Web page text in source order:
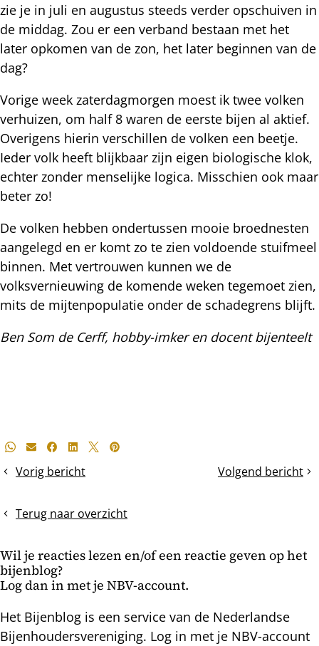
zie je in juli en augustus steeds verder opschuiven in
de middag. Zou er een verband bestaan met het
later opkomen van de zon, het later beginnen van de
dag?
Vorige week zaterdagmorgen moest ik twee volken
verhuizen, om half 8 waren de eerste bijen al aktief.
Overigens hierin verschillen de volken een beetje.
Ieder volk heeft blijkbaar zijn eigen biologische klok,
echter zonder menselijke logica. Misschien ook maar
beter zo!
De volken hebben ondertussen mooie broednesten
aangelegd en er komt zo te zien voldoende stuifmeel
binnen. Met vertrouwen kunnen we de
volksvernieuwing de komende weken tegemoet zien,
mits de mijtenpopulatie onder de schadegrens blijft.
Ben Som de Cerff, hobby-imker en docent bijenteelt
Deel
bericht
Whatsapp
E-mailFacebook
LinkedIn
X Pinterest
Vorig bericht
Mijtenval
bijna
duizenden
mijten
Volgend bericht
Schone
Terug naar overzicht
Wil je reacties lezen en/of een reactie geven op het
bijenblog?
Log dan in met je NBV-account.
Het Bijenblog is een service van de Nederlandse
Bijenhoudersvereniging. Log in met je NBV-account